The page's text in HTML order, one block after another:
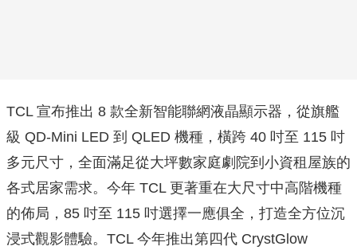
TCL 宣布推出 8 款全新智能聯網液晶顯示器，從旗艦
級 QD-Mini LED 到 QLED 機種，橫跨 40 吋至 115 吋
多元尺寸，全面滿足從大坪數家庭劇院到小資租屋族的
各式居家需求。今年 TCL 更著重在大尺寸中高階機種
的佈局，85 吋至 115 吋選擇一應俱全，打造全方位沉
浸式觀影體驗。TCL 今年推出第四代 CrystGlow